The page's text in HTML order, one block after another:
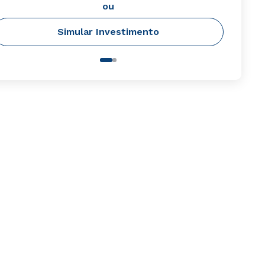
ou
Simular Investimento